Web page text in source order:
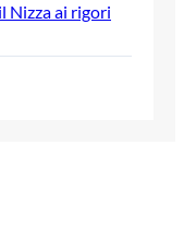
Nizza ai rigori